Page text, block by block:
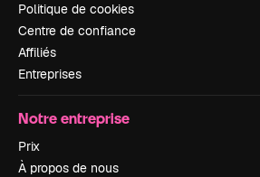
Politique de cookies
Centre de confiance
Affiliés
Entreprises
Notre entreprise
Prix
À propos de nous